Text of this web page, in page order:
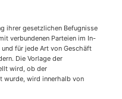
ihrer gesetzlichen Befugnisse
verbundenen Parteien im In-
für jede Art von Geschäft
Die Vorlage der
wird, ob der
wurde, wird innerhalb von